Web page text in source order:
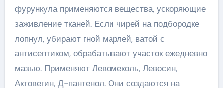
фурункула применяются вещества, ускоряющие
заживление тканей. Если чирей на подбородке
лопнул, убирают гной марлей, ватой с
антисептиком, обрабатывают участок ежедневно
мазью. Применяют Левомеколь, Левосин,
Актовегин, Д-пантенол. Они создаются на